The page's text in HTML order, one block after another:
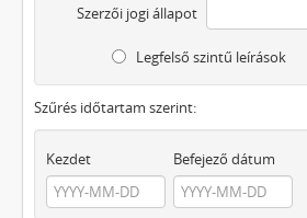
Szerzői jogi állapot
Legfelső szintű leírások
Szűrés időtartam szerint:
Kezdet Befejező dátum